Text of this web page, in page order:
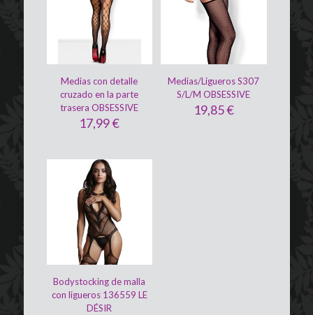
Medias con detalle
cruzado en la parte
trasera OBSESSIVE
17,99€
Medias/Ligueros S307
S/L/M OBSESSIVE
19,85€
Bodystocking de malla
con ligueros 136559 LE
DÉSIR